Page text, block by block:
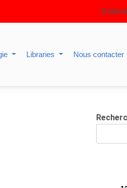
Libraries Nous contacter